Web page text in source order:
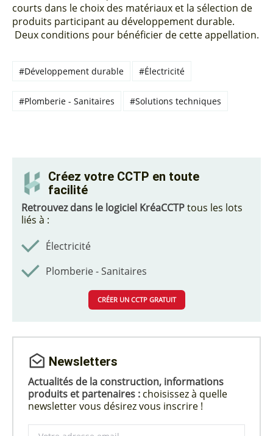
courts dans le choix des matériaux et la sélection de
produits participant au développement durable.
Deux conditions pour bénéficier de cette appellation.
#Développement durable #Électricité
#Plomberie - Sanitaires #Solutions techniques
Créez votre CCTP en toute
facilité
Retrouvez dans le logiciel KréaCCTPtous les lots
liés à :
Électricité
Plomberie - Sanitaires
CRÉER UN CCTP GRATUIT
Newsletters
Actualités de la construction, informations
produits et partenaires : choisissez à quelle
newsletter vous désirez vous inscrire !